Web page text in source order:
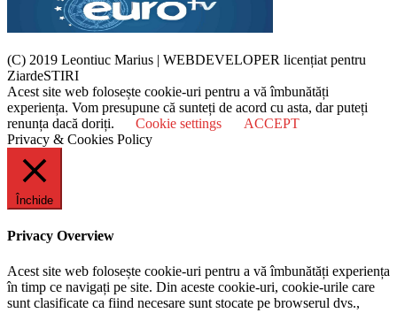
(C) 2019 Leontiuc Marius | WEBDEVELOPER licențiat pentru
ZiardeSTIRI
Acest site web folosește cookie-uri pentru a vă îmbunătăți
experiența. Vom presupune că sunteți de acord cu asta, dar puteți
renunța dacă doriți.
Cookie settings
ACCEPT
Privacy & Cookies Policy
Închide
Privacy Overview
Acest site web folosește cookie-uri pentru a vă îmbunătăți experiența
în timp ce navigați pe site. Din aceste cookie-uri, cookie-urile care
sunt clasificate ca fiind necesare sunt stocate pe browserul dvs.,